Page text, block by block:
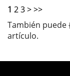
1 23>>>
También puede
artículo.